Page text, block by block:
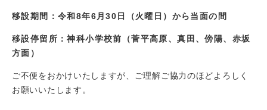
移設期間：令和8年6月30日（火曜日）から当面の間
移設停留所：神科小学校前（菅平高原、真田、傍陽、赤坂
方面）
ご不便をおかけいたしますが、ご理解ご協力のほどよろしく
お願いいたします。